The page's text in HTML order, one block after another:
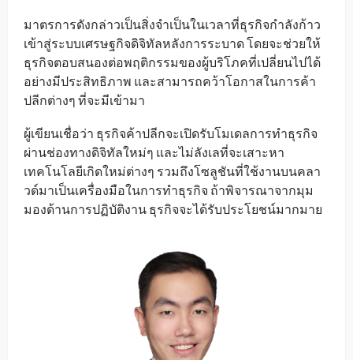
มาตรการดังกล่าวเป็นสิ่งจำเป็นในเวลาที่ธุรกิจกำลังก้าว
เข้าสู่ระบบเศรษฐกิจดิจิทัลหลังการระบาด โดยจะช่วยให้
ธุรกิจตอบสนองต่อพฤติกรรมของผู้บริโภคที่เปลี่ยนไปได้
อย่างมีประสิทธิภาพ และสามารถคว้าโอกาสในการค้า
ปลีกต่างๆ ที่จะมีเข้ามา
ผู้เขียนเชื่อว่า ธุรกิจค้าปลีกจะเปิดรับโมเดลการทำธุรกิจ
ผ่านช่องทางดิจิทัลใหม่ๆ และไม่ลังเลที่จะเสาะหา
เทคโนโลยีเกิดใหม่ต่างๆ รวมถึงโซลูชันที่ใช้งานบนคลา
วด์มาเป็นเครื่องมือในการทำธุรกิจ ถ้าพิจารณาจากมุม
มองด้านการปฏิบัติงาน ธุรกิจจะได้รับประโยชน์มากมาย